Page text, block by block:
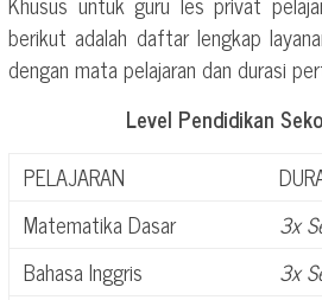
berikut adalah daftar lengkap
dengan mata pelajaran dan durasi
Level Pendidikan
PELAJARAN
Matematika Dasar
3x
Bahasa Inggris
3x